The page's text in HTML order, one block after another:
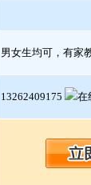
男女生均可，有家
13262409175